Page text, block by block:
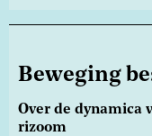
Beweging
Over de dynamica
rizoom